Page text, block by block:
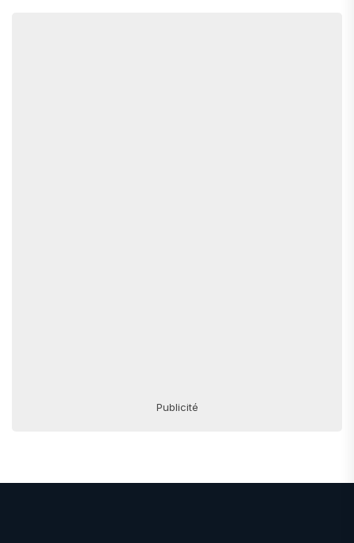
Publicité